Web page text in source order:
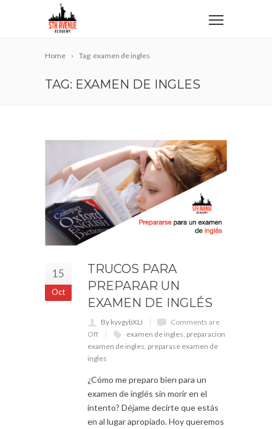
Home Tag: examen de ingles
TAG: EXAMEN DE INGLES
15
Oct
TRUCOS PARA
PREPARAR UN
EXAMEN DE INGLÉS
By kyvgybXLI
Comments are
Off
examen de ingles preparacion
examen de ingles preparase examen de
ingles
¿Cómo me preparo bien para un
examen de inglés sin morir en el
intento? Déjame decirte que estás
en al lugar apropiado. Hoy queremos